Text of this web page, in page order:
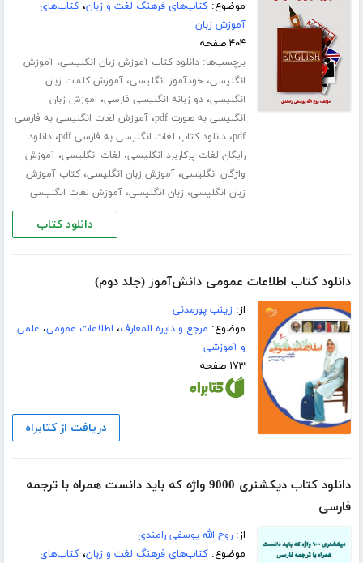
موضوع:کتاب‌های فرهنگ لغت و زبان،کتاب‌های
آموزش زبان
۴۰۴ صفحه
برچسب‌ها:دانلود کتاب آموزش زبان انگلیسی،آموزش
انگلیسی، خودآموز انگلیسی،آموزش کلمات زبان
انگلیسی،دو زبانه انگلیسی فارسی، اموزش زبان
انگلیسی به صورت pdf
،آموزش لغات انگلیسی به فارسی
pdf،دانلود کتاب لغات انگلیسی به فارسی pdf ،دانلود
رایگان لغات پرکاربرد انگلیسی، لغات انگلیسی،آموزش
واژگان انگلیسی،آموزش زبان انگلیسی،کتاب آموزش
زبان انگلیسی، زبان انگلیسی،آموزش لغات انگلیسی
دانلود کتاب
دانلود کتاب اطلاعات عمومی دانش‌آموز (جلد دوم)
از:زینب پورمدنی
موضوع: مرجع و دایره المعارف، اطلاعات عمومی، علمی
و آموزشی
۱۷۳ صفحه
دریافت از کتابراه
دانلود کتاب دیکشنری 9000 واژه که باید دانست همراه با ترجمه
فارسی
از:روح الله یوسفی رامندی
موضوع:کتاب‌های فرهنگ لغت و زبان،کتاب‌های